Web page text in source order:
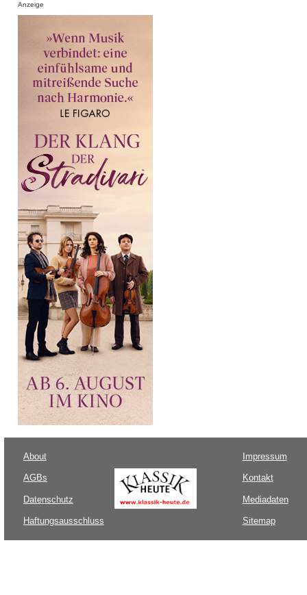
Anzeige
About
AGBs
Datenschutz
Haftungsausschluss
Impressum
Kontakt
Mediadaten
Sitemap